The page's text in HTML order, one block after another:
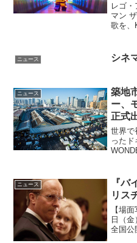
レゴ
マン
歌を、
Kis-
ゴ...
ニュース シネ
ニュース
築地
ー、
正式
世界で
ったド
にて
出品
ニュース
『バ
リス
【場
日（
全国公